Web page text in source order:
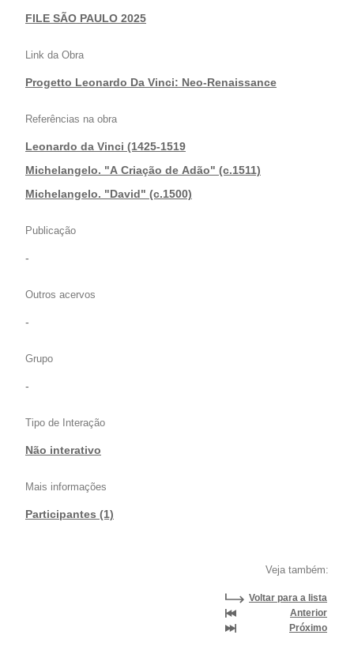
FILE SÃO PAULO 2025
Link da Obra
Progetto Leonardo Da Vinci: Neo-Renaissance
Referências na obra
Leonardo da Vinci (1425-1519
|Michelangelo. "A Criação de Adão" (c.1511)
|Michelangelo. "David" (c.1500)
Publicação
-
Outros acervos
-
Grupo
-
Tipo de Interação
Não interativo
Mais informações
Participantes (1)
Veja também:
Voltar para a lista
Anterior
Próximo